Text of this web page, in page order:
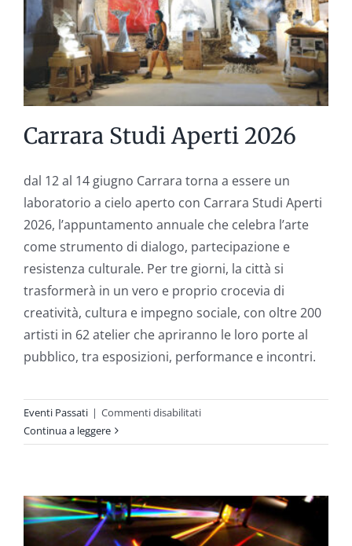
fotografia
umanista
del
XX
e
XXI
Carrara Studi Aperti 2026
dal 12 al 14 giugno Carrara torna a essere un
laboratorio a cielo aperto con Carrara Studi Aperti
2026, l’appuntamento annuale che celebra l’arte
come strumento di dialogo, partecipazione e
resistenza culturale. Per tre giorni, la città si
trasformerà in un vero e proprio crocevia di
creatività, cultura e impegno sociale, con oltre 200
artisti in 62 atelier che apriranno le loro porte al
pubblico, tra esposizioni, performance e incontri.
Eventi Passati | Commenti disabilitatisu
Studi
Continua a leggere